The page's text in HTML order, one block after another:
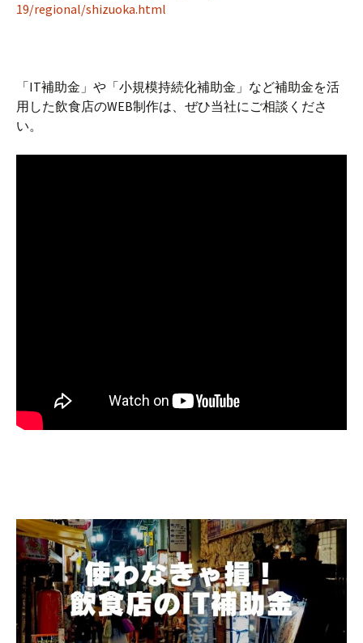
19/regional/shizuoka.html
「IT補助金」や「小規模持続化補助金」など補助金を活
用した飲食店のWEB制作は、ぜひ当社にご相談くださ
い。